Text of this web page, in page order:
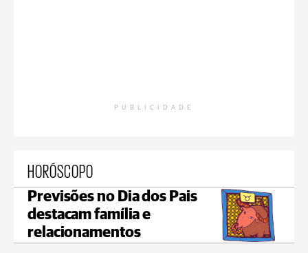
PUBLICIDADE
HORÓSCOPO
Previsões no Dia dos Pais
destacam família e
relacionamentos